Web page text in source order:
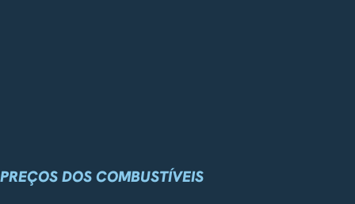
PREÇOS DOS COMBUSTÍVEIS